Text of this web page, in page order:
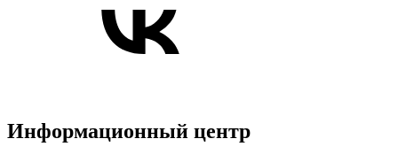
Информационный центр